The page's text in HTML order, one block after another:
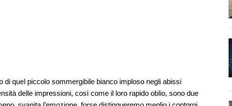
quel piccolo sommergibile bianco imploso negli abissi
delle impressioni, così come il loro rapido oblio, sono due